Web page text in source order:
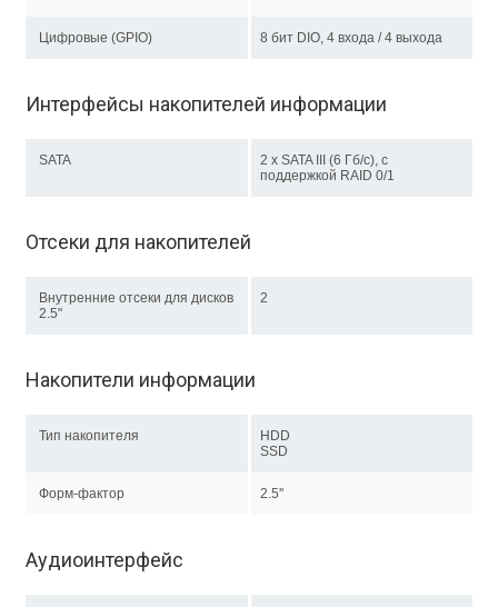
Цифровые (GPIO) 8 бит DIO, 4 входа / 4 выхода
Интерфейсы накопителей информации
SATA
2 x SATA III (6 Гб/с), с
поддержкой RAID 0/1
Отсеки для накопителей
Внутренние отсеки для дисков
2.5"
2
Накопители информации
Тип накопителя
HDD
SSD
Форм-фактор 2.5''
Аудиоинтерфейс